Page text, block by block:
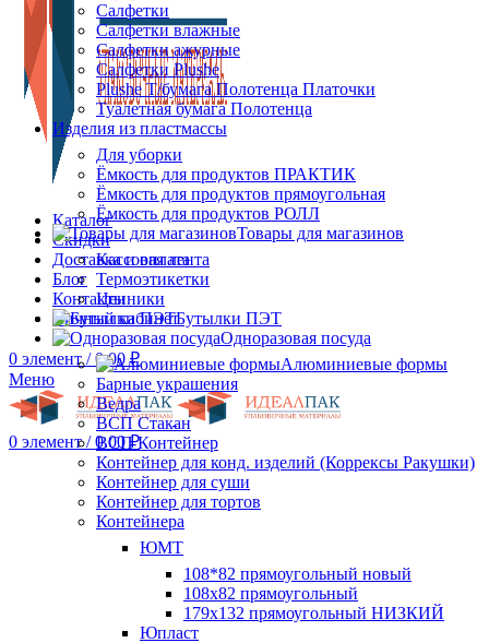
Каталог
Скидки
Доставка и оплата
Блог
Контакты
Личный кабинет
0 элемент / 0.00₽
Меню
0 элемент / 0.00₽
Салфетки
Салфетки влажные
Салфетки ажурные
Салфетки Plushe
Plushe Т/бумага Полотенца Платочки
Туалетная бумага Полотенца
Изделия из пластмассы
Для уборки
Ёмкость для продуктов ПРАКТИК
Ёмкость для продуктов прямоугольная
Ёмкость для продуктов РОЛЛ
Товары для магазинов
Кассовая лента
Термоэтикетки
Ценники
Бутылки ПЭТ
Одноразовая посуда
Алюминиевые формы
Барные украшения
Ведра
ВСП Стакан
ВСП Контейнер
Контейнер для конд. изделий (Коррексы Ракушки)
Контейнер для суши
Контейнер для тортов
Контейнера
ЮМТ
108*82 прямоугольный новый
108х82 прямоугольный
179х132 прямоугольный НИЗКИЙ
Юпласт